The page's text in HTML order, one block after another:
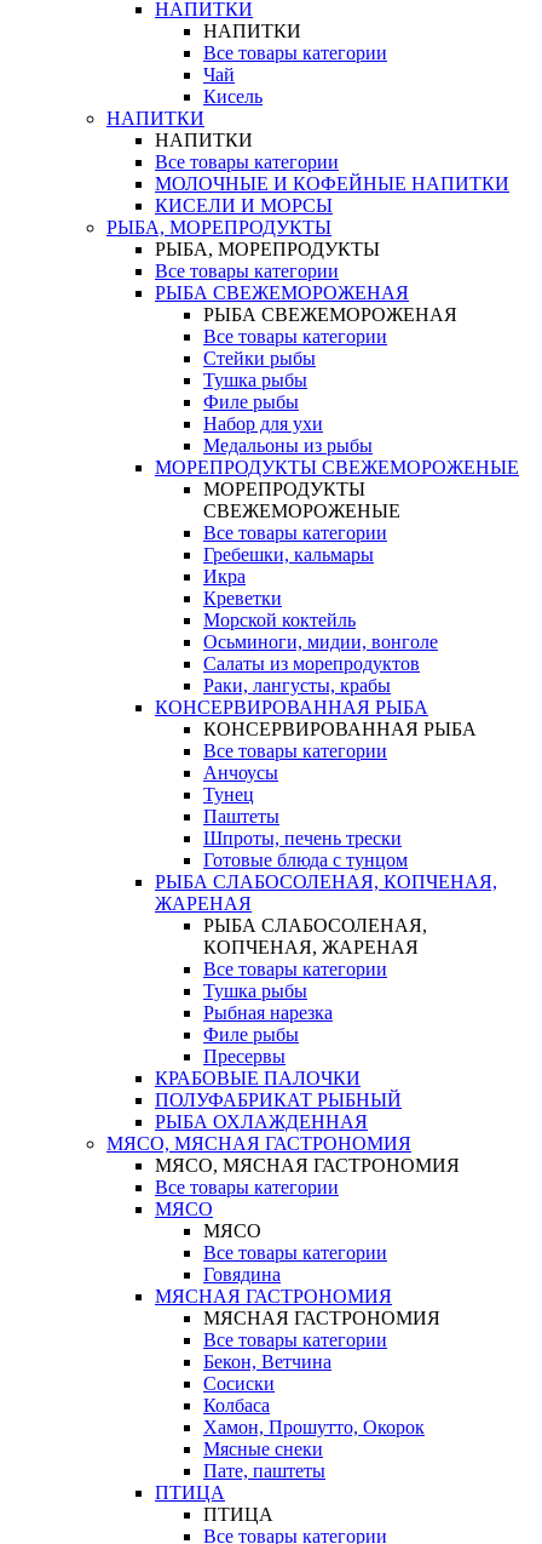
НАПИТКИ
НАПИТКИ
Все товары категории
Чай
Кисель
НАПИТКИ
НАПИТКИ
Все товары категории
МОЛОЧНЫЕ И КОФЕЙНЫЕ НАПИТКИ
КИСЕЛИ И МОРСЫ
РЫБА, МОРЕПРОДУКТЫ
РЫБА, МОРЕПРОДУКТЫ
Все товары категории
РЫБА СВЕЖЕМОРОЖЕНАЯ
РЫБА СВЕЖЕМОРОЖЕНАЯ
Все товары категории
Стейки рыбы
Тушка рыбы
Филе рыбы
Набор для ухи
Медальоны из рыбы
МОРЕПРОДУКТЫ СВЕЖЕМОРОЖЕНЫЕ
МОРЕПРОДУКТЫ
СВЕЖЕМОРОЖЕНЫЕ
Все товары категории
Гребешки, кальмары
Икра
Креветки
Морской коктейль
Осьминоги, мидии, вонголе
Салаты из морепродуктов
Раки, лангусты, крабы
КОНСЕРВИРОВАННАЯ РЫБА
КОНСЕРВИРОВАННАЯ РЫБА
Все товары категории
Анчоусы
Тунец
Паштеты
Шпроты, печень трески
Готовые блюда с тунцом
РЫБА СЛАБОСОЛЕНАЯ, КОПЧЕНАЯ,
ЖАРЕНАЯ
РЫБА СЛАБОСОЛЕНАЯ,
КОПЧЕНАЯ, ЖАРЕНАЯ
Все товары категории
Тушка рыбы
Рыбная нарезка
Филе рыбы
Пресервы
КРАБОВЫЕ ПАЛОЧКИ
ПОЛУФАБРИКАТ РЫБНЫЙ
РЫБА ОХЛАЖДЕННАЯ
МЯСО, МЯСНАЯ ГАСТРОНОМИЯ
МЯСО, МЯСНАЯ ГАСТРОНОМИЯ
Все товары категории
МЯСО
МЯСО
Все товары категории
Говядина
МЯСНАЯ ГАСТРОНОМИЯ
МЯСНАЯ ГАСТРОНОМИЯ
Все товары категории
Бекон, Ветчина
Сосиски
Колбаса
Хамон, Прошутто, Окорок
Мясные снеки
Пате, паштеты
ПТИЦА
ПТИЦА
Все товары категории